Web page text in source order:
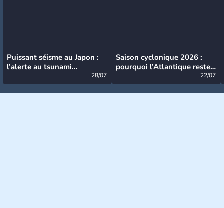
Puissant séisme au Japon :
l’alerte au tsunami
28/07
Saison cyclonique 2026 :
pourquoi l’Atlantique reste
22/07